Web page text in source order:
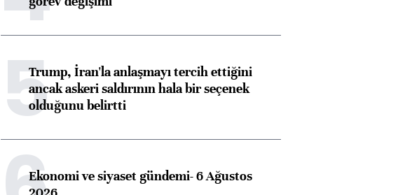
5Trump, İran'la anlaşmayı tercih ettiğini
ancak askeri saldırının hala bir seçenek
olduğunu belirtti
Ekonomi ve siyaset gündemi- 6 Ağustos